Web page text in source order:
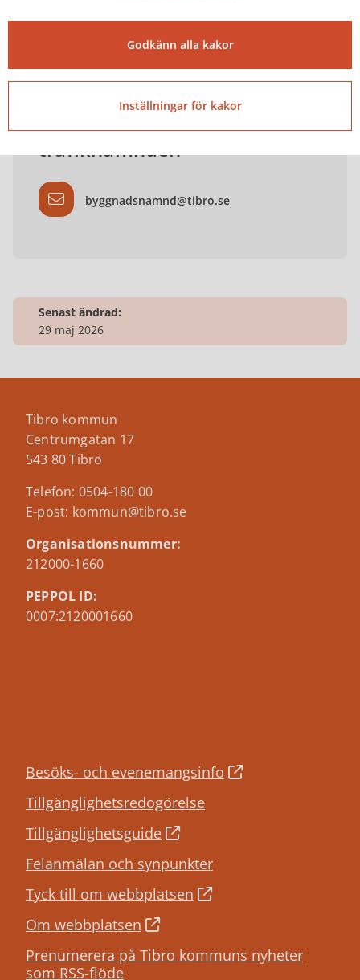
Byggnads- och
trafiknämnden
byggnadsnamnd@tibro.se
Senast ändrad:
29 maj 2026
Tibro kommun
Centrumgatan 17
543 80 Tibro
Telefon: 0504-180 00
E-post: kommun@tibro.se
Organisationsnummer:
212000-1660
PEPPOL ID:
0007:2120001660
Besöks- och evenemangsinfo
Tillgänglighetsredogörelse
Tillgänglighetsguide
Felanmälan och synpunkter
Tyck till om webbplatsen
Om webbplatsen
Prenumerera på Tibro kommuns nyheter
som RSS-flöde
Godkänn alla kakor
Inställningar för kakor